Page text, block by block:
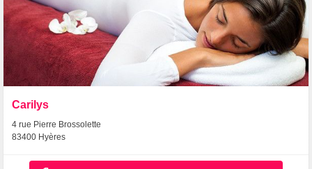
Carilys
4 rue Pierre Brossolette
83400 Hyères